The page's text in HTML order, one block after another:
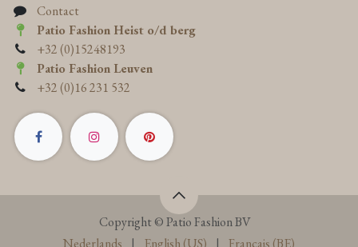
Contact
Patio Fashion Heist o/d berg
+32 (0)15248193
Patio Fashion Leuven
+32 (0)16 231 532
Copyright © Patio Fashion BV
Nederlands
| English (US) | Français (BE)